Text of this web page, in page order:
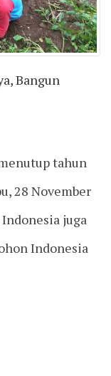
Bangun
tahun
28 November
juga
Indonesia